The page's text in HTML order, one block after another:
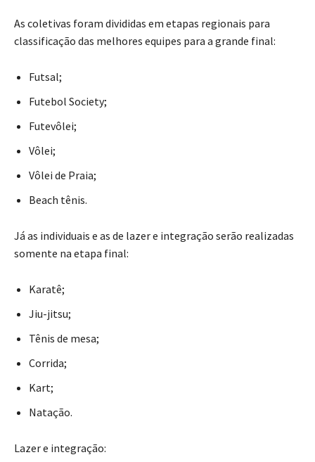
As coletivas foram divididas em etapas regionais para
classificação das melhores equipes para a grande final:
Futsal;
Futebol Society;
Futevôlei;
Vôlei;
Vôlei de Praia;
Beach tênis.
Já as individuais e as de lazer e integração serão realizadas
somente na etapa final:
Karatê;
Jiu-jitsu;
Tênis de mesa;
Corrida;
Kart;
Natação.
Lazer e integração: